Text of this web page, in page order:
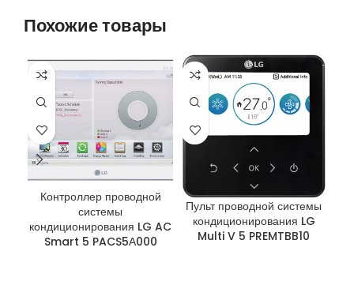
Похожие товары
Контроллер проводной
системы
кондиционирования LG AC
Smart 5 PACS5А000
Пульт проводной системы
кондиционирования LG
Multi V 5 PREMTBB10